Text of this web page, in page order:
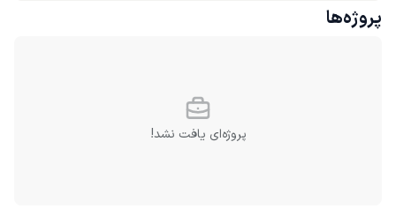
پروژه‌ها
پروژه‌ای یافت نشد!